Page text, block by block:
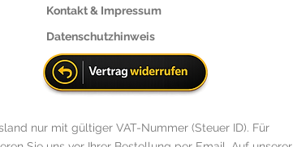
Kontakt & Impressum
Datenschutzhinweis
nur mit gültiger VAT-Nummer (Steuer ID). Für